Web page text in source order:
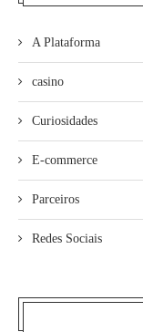
A Plataforma
casino
Curiosidades
E-commerce
Parceiros
Redes Sociais